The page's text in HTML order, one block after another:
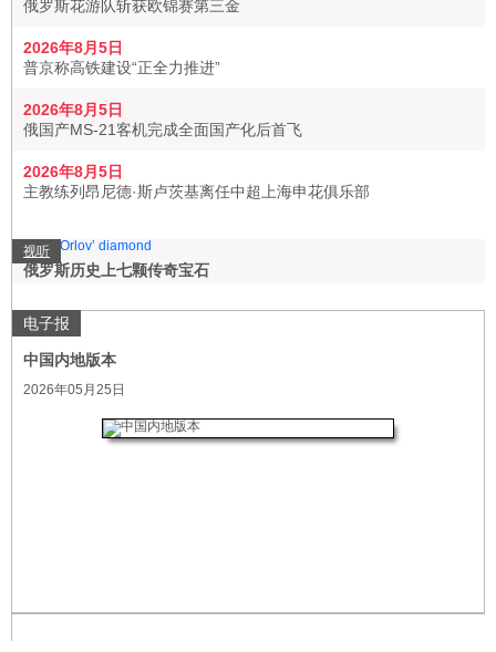
俄罗斯花游队斩获欧锦赛第三金
2026年8月5日
普京称高铁建设“正全力推进”
2026年8月5日
俄国产MS-21客机完成全面国产化后首飞
2026年8月5日
主教练列昂尼德·斯卢茨基离任中超上海申花俱乐部
视听
俄罗斯历史上七颗传奇宝石
电子报
中国内地版本
2026年05月25日